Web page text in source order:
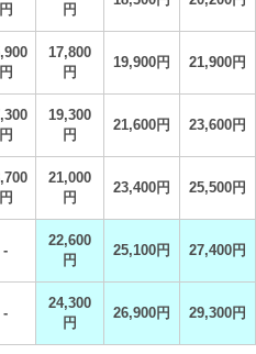
円
円
円
17,800
円
19,900円 21,900円
円
19,300
円
21,600円 23,600円
円
21,000
円
23,400円 25,500円
-
22,600
円
25,100円 27,400円
-
24,300
円
26,900円 29,300円